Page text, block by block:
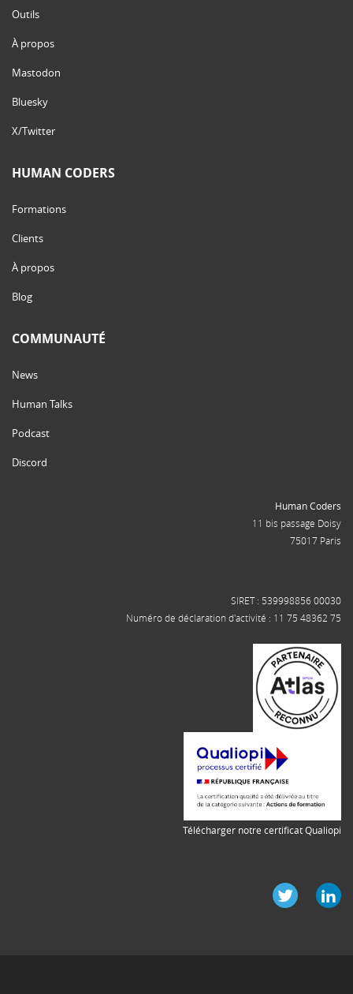
Outils
À propos
Mastodon
Bluesky
X/Twitter
HUMAN CODERS
Formations
Clients
À propos
Blog
COMMUNAUTÉ
News
Human Talks
Podcast
Discord
Human Coders
11 bis passage Doisy
75017 Paris
SIRET : 539998856 00030
Numéro de déclaration d'activité : 11 75 48362 75
Télécharger notre certificat Qualiopi